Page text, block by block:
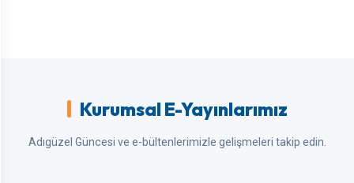
Kurumsal E-Yayınlarımız
Adıgüzel Güncesi ve e-bültenlerimizle gelişmeleri takip edin.